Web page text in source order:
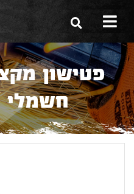
הסיפור שלנו
הכלים שלנו
תערוכות
משווקים
חשמלי 820W